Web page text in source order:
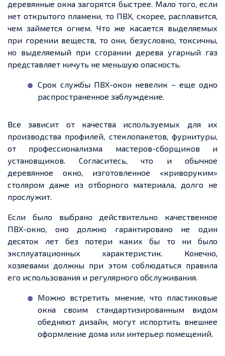
деревянные окна загорятся быстрее. Мало того, если
нет открытого пламени, то ПВХ, скорее, расплавится,
чем займется огнем. Что же касается выделяемых
при горении веществ, то они, безусловно, токсичны,
но выделяемый при сгорании дерева угарный газ
представляет ничуть не меньшую опасность.
Срок службы ПВХ-окон невелик – еще одно
распространенное заблуждение.
Все зависит от качества используемых для их
производства профилей, стеклопакетов, фурнитуры,
от профессионализма мастеров-сборщиков и
установщиков. Согласитесь, что и обычное
деревянное окно, изготовленное «криворуким»
столяром даже из отборного материала, долго не
прослужит.
Если было выбрано действительно качественное
ПВХ-окно, оно должно гарантировано не один
десяток лет без потери каких бы то ни было
эксплуатационных характеристик. Конечно,
хозяевами должны при этом соблюдаться правила
его использования и регулярного обслуживания.
Можно встретить мнение, что пластиковые
окна своим стандартизированным видом
обедняют дизайн, могут испортить внешнее
оформление дома или интерьер помещений.